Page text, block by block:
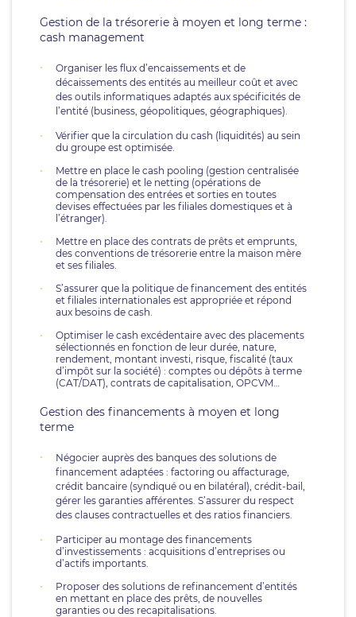
Gestion de la trésorerie à moyen et long terme :
cash management
Organiser les flux d’encaissements et de
décaissements des entités au meilleur coût et avec
des outils informatiques adaptés aux spécificités de
l’entité (business, géopolitiques, géographiques).
Vérifier que la circulation du cash (liquidités) au sein
du groupe est optimisée.
Mettre en place le cash pooling (gestion centralisée
de la trésorerie) et le netting (opérations de
compensation des entrées et sorties en toutes
devises effectuées par les filiales domestiques et à
l’étranger).
Mettre en place des contrats de prêts et emprunts,
des conventions de trésorerie entre la maison mère
et ses filiales.
S’assurer que la politique de financement des entités
et filiales internationales est appropriée et répond
aux besoins de cash.
Optimiser le cash excédentaire avec des placements
sélectionnés en fonction de leur durée, nature,
rendement, montant investi, risque, fiscalité (taux
d’impôt sur la société) : comptes ou dépôts à terme
(CAT/DAT), contrats de capitalisation, OPCVM…
Gestion des financements à moyen et long
terme
Négocier auprès des banques des solutions de
financement adaptées : factoring ou affacturage,
crédit bancaire (syndiqué ou en bilatéral), crédit-bail,
gérer les garanties afférentes. S’assurer du respect
des clauses contractuelles et des ratios financiers.
Participer au montage des financements
d’investissements : acquisitions d’entreprises ou
d’actifs importants.
Proposer des solutions de refinancement d’entités
en mettant en place des prêts, de nouvelles
garanties ou des recapitalisations.